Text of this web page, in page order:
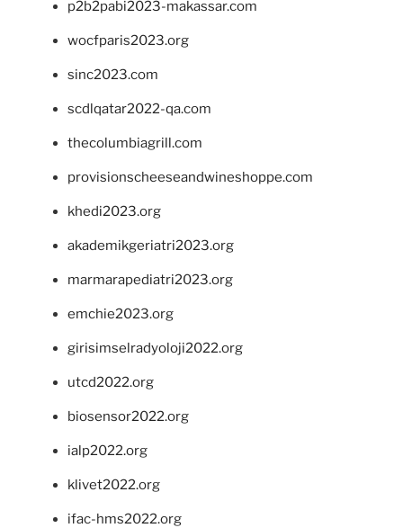
p2b2pabi2023-makassar.com
wocfparis2023.org
sinc2023.com
scdlqatar2022-qa.com
thecolumbiagrill.com
provisionscheeseandwineshoppe.com
khedi2023.org
akademikgeriatri2023.org
marmarapediatri2023.org
emchie2023.org
girisimselradyoloji2022.org
utcd2022.org
biosensor2022.org
ialp2022.org
klivet2022.org
ifac-hms2022.org